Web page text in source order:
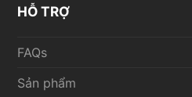
HỖ TRỢ
FAQs
Sản phẩm